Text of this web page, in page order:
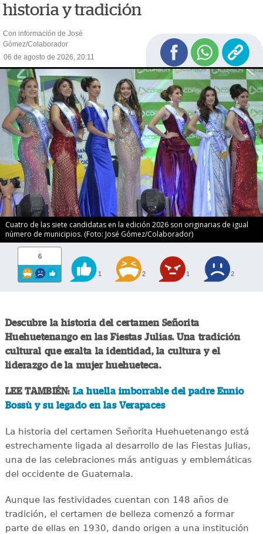
historia y tradición
Con información de José
Gómez/Colaborador
06 de agosto de 2026, 20:11
Cuatro de las siete candidatas en la edición 2026 son originarias de igual
número de municipios. (Foto: José Gómez/Colaborador)
6
1 2 1 2
Descubre la historia del certamen Señorita
Huehuetenango en las Fiestas Julias. Una tradición
cultural que exalta la identidad, la cultura y el
liderazgo de la mujer huehueteca.
LEE TAMBIÉN: La huella imborrable del padre Ennio
Bossù y su legado en las Verapaces
La historia del certamen Señorita Huehuetenango está
estrechamente ligada al desarrollo de las Fiestas Julias,
una de las celebraciones más antiguas y emblemáticas
del occidente de Guatemala.
Aunque las festividades cuentan con 148 años de
tradición, el certamen de belleza comenzó a formar
parte de ellas en 1930, dando origen a una institución